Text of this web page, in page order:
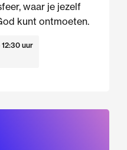
waar je jezelf
kunt ontmoeten.
12:30 uur